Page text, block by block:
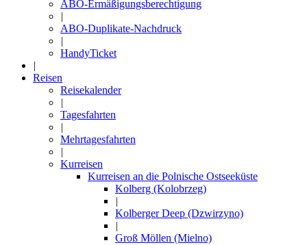
ABO-Ermäßigungsberechtigung
|
ABO-Duplikate-Nachdruck
|
HandyTicket
|
Reisen
Reisekalender
|
Tagesfahrten
|
Mehrtagesfahrten
|
Kurreisen
Kurreisen an die Polnische Ostseeküste
Kolberg (Kolobrzeg)
|
Kolberger Deep (Dzwirzyno)
|
Groß Möllen (Mielno)